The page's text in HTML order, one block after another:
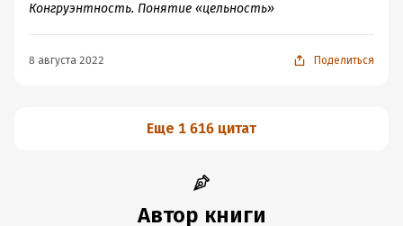
Конгруэнтность. Понятие «цельность»
8 августа 2022 Поделиться
Еще 1 616 цитат
Автор книги